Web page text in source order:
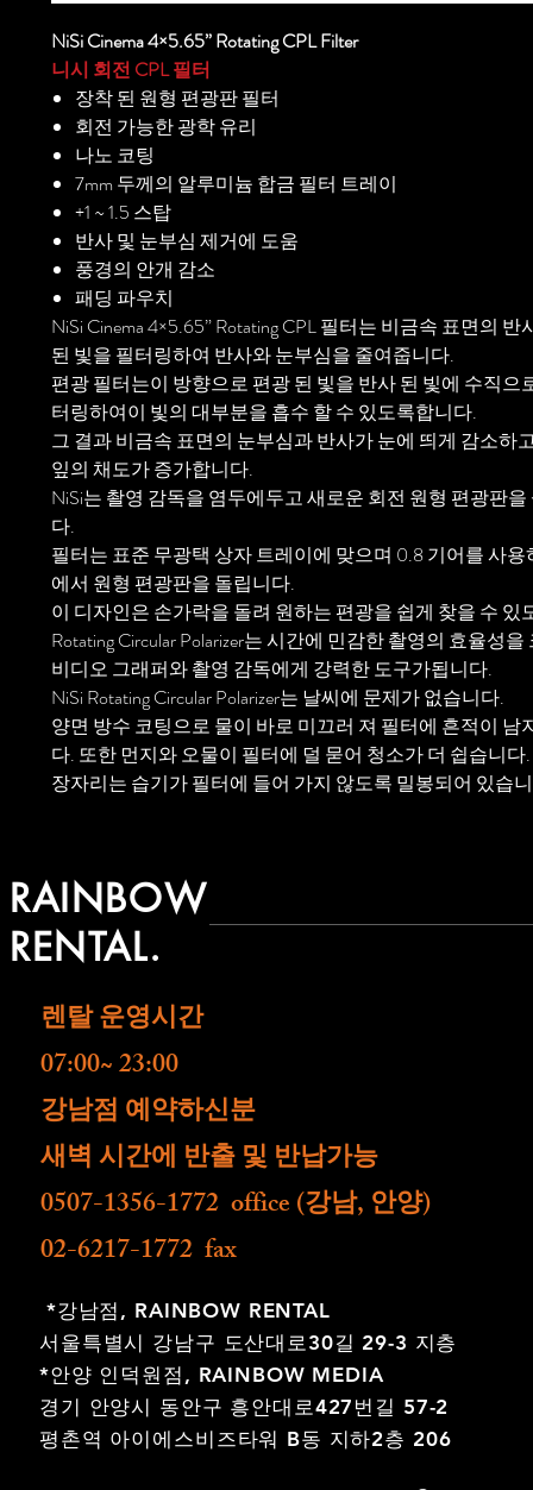
NiSi Cinema 4×5.65” Rotating CPL Filter
니시 회전 CPL 필터
장착 된 원형 편광판 필터
회전 가능한 광학 유리
나노 코팅
7mm 두께의 알루미늄 합금 필터 트레이
+1 ~ 1.5 스탑
반사 및 눈부심 제거에 도움
풍경의 안개 감소
패딩 파우치
NiSi Cinema 4×5.65” Rotating CPL 필터는 비금속 표면의
된 빛을 필터링하여 반사와 눈부심을 줄여줍니다.
편광 필터는이 방향으로 편광 된 빛을 반사 된 빛에 수직으
터링하여이 빛의 대부분을 흡수 할 수 있도록합니다.
그 결과 비금속 표면의 눈부심과 반사가 눈에 띄게 감소하
잎의 채도가 증가합니다.
NiSi는 촬영 감독을 염두에두고 새로운 회전 원형 편광판
다.
필터는 표준 무광택 상자 트레이에 맞으며 0.8 기어를 사
에서 원형 편광판을 돌립니다.
이 디자인은 손가락을 돌려 원하는 편광을 쉽게 찾을 수 있
Rotating Circular Polarizer는 시간에 민감한 촬영의 효율성
비디오 그래퍼와 촬영 감독에게 강력한 도구가됩니다.
NiSi Rotating Circular Polarizer는 날씨에 문제가 없습니다.
양면 방수 코팅으로 물이 바로 미끄러 져 필터에 흔적이 남
다. 또한 먼지와 오물이 필터에 덜 묻어 청소가 더 쉽습니다
장자리는 습기가 필터에 들어 가지 않도록 밀봉되어 있습
RAINBOW
RENTAL.
렌탈 운영시간
07:00~ 23:00
​강남점 예약하신분
새벽 시간에 반출 및 반납가능
0507-1356-1772 office (강남, 안양)
02-6217-1772 fax
*강남점, RAINBOW RENTAL
서울특별시 강남구 도산대로30길 29-3 지층
*안양 인덕원점, RAINBOW MEDIA
경기 안양시 동안구 흥안대로427번길 57-2
평촌역 아이에스비즈타워 B동 지하2층 206